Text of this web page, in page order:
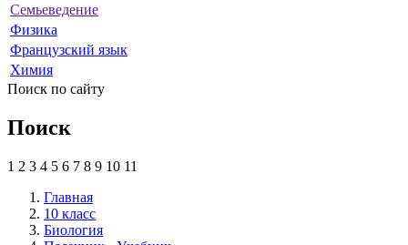
Семьеведение
Физика
Французский язык
Химия
Поиск по сайту
Поиск
1 2 3 4 5 6 7 8 9 10 11
Главная
10 класс
Биология